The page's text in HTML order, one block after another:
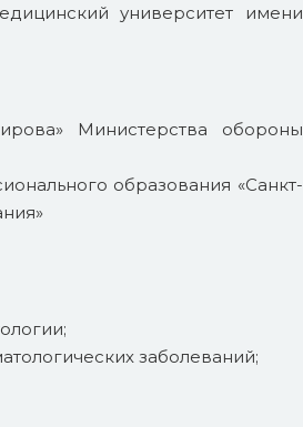
университет имени
Министерства обороны
образования «Санкт-
заболеваний;